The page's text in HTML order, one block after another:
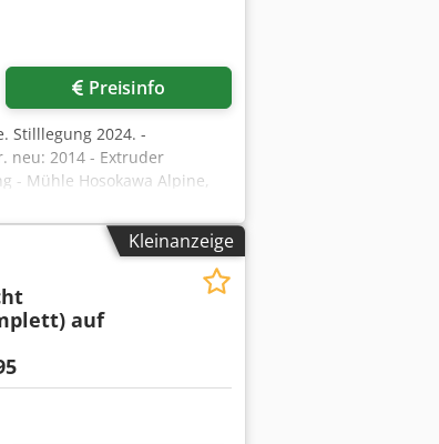
Preisinfo
Stilllegung 2024. -
neu: 2014 - Extruder
- Mühle Hosokawa Alpine,
Hosokawa, neu:
500 mm - 2x Rotationssieb
Typ NX/K 0914P -Kleinanzeige
auf